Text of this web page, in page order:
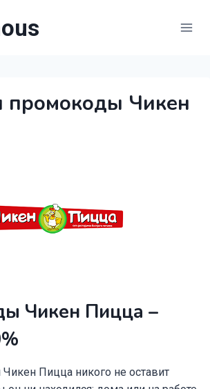
промокоды Чикен
Чикен Пицца –
Пицца никого не оставит